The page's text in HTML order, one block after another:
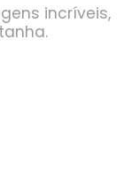
incríveis,